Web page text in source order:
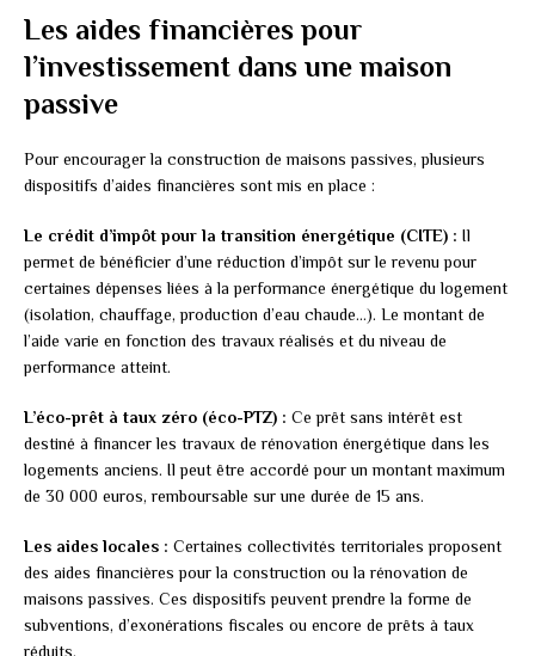
Les aides financières pour
l’investissement dans une maison
passive
Pour encourager la construction de maisons passives, plusieurs
dispositifs d’aides financières sont mis en place :
Le crédit d’impôt pour la transition énergétique (CITE) : Il
permet de bénéficier d’une réduction d’impôt sur le revenu pour
certaines dépenses liées à la performance énergétique du logement
(isolation, chauffage, production d’eau chaude…). Le montant de
l’aide varie en fonction des travaux réalisés et du niveau de
performance atteint.
L’éco-prêt à taux zéro (éco-PTZ) : Ce prêt sans intérêt est
destiné à financer les travaux de rénovation énergétique dans les
logements anciens. Il peut être accordé pour un montant maximum
de 30 000 euros, remboursable sur une durée de 15 ans.
Les aides locales : Certaines collectivités territoriales proposent
des aides financières pour la construction ou la rénovation de
maisons passives. Ces dispositifs peuvent prendre la forme de
subventions, d’exonérations fiscales ou encore de prêts à taux
réduits.